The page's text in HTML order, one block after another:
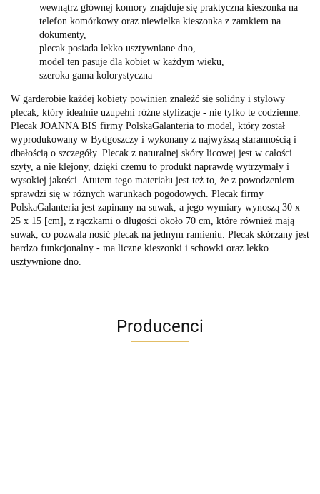
wewnątrz głównej komory znajduje się praktyczna kieszonka na
telefon komórkowy oraz niewielka kieszonka z zamkiem na
dokumenty,
plecak posiada lekko usztywniane dno,
model ten pasuje dla kobiet w każdym wieku,
szeroka gama kolorystyczna
W garderobie każdej kobiety powinien znaleźć się solidny i stylowy
plecak, który idealnie uzupełni różne stylizacje - nie tylko te codzienne.
Plecak JOANNA BIS firmy PolskaGalanteria to model, który został
wyprodukowany w Bydgoszczy i wykonany z najwyższą starannością i
dbałością o szczegóły. Plecak z naturalnej skóry licowej jest w całości
szyty, a nie klejony, dzięki czemu to produkt naprawdę wytrzymały i
wysokiej jakości. Atutem tego materiału jest też to, że z powodzeniem
sprawdzi się w różnych warunkach pogodowych. Plecak firmy
PolskaGalanteria jest zapinany na suwak, a jego wymiary wynoszą 30 x
25 x 15 [cm], z rączkami o długości około 70 cm, które również mają
suwak, co pozwala nosić plecak na jednym ramieniu. Plecak skórzany jest
bardzo funkcjonalny - ma liczne kieszonki i schowki oraz lekko
usztywnione dno.
Producenci